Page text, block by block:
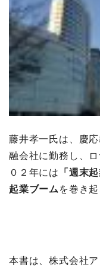
藤井孝一氏は、慶
融会社に勤務し、
０２年には
「週末
起業ブーム を巻き起
本書は、株式会社